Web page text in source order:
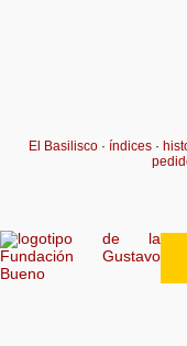
El Basilisco · índices ·